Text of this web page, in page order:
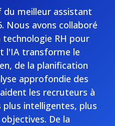
meilleur assistant
Nous avons collaboré
RH pour
l'IA transforme le
de la planification
approfondie des
les recruteurs à
plus intelligentes, plus
De la